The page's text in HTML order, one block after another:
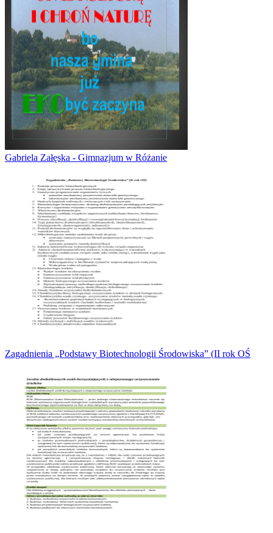
Gabriela Załęska - Gimnazjum w Różanie
Zagadnienia „Podstawy Biotechnologii Środowiska” (II rok OŚ